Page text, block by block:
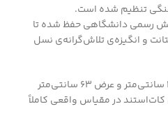
تنظیم شده است.
رسمی دانشگاهی حفظ شده تا
و انگیزه‌ی تلاش‌گرانه‌ی نسل
فرم ایستاده با ارتفاع حدود ۱۷۰ سانتی‌متر و عرض ۶۳ سانتی‌متر
در مقیاس واقعی کاملاً